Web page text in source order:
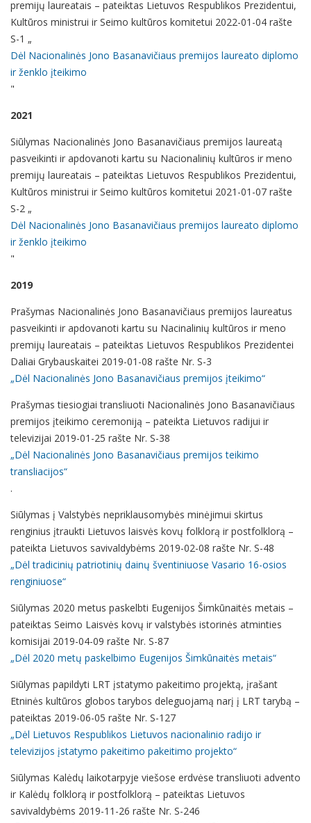
premijų laureatais – pateiktas Lietuvos Respublikos Prezidentui,
Kultūros ministrui ir Seimo kultūros komitetui 2022-01-04 rašte
S-1 „
Dėl Nacionalinės Jono Basanavičiaus premijos laureato diplomo
ir ženklo įteikimo
"
2021
Siūlymas Nacionalinės Jono Basanavičiaus premijos laureatą
pasveikinti ir apdovanoti kartu su Nacionalinių kultūros ir meno
premijų laureatais – pateiktas Lietuvos Respublikos Prezidentui,
Kultūros ministrui ir Seimo kultūros komitetui 2021-01-07 rašte
S-2 „
Dėl Nacionalinės Jono Basanavičiaus premijos laureato diplomo
ir ženklo įteikimo
"
2019
Prašymas Nacionalinės Jono Basanavičiaus premijos laureatus
pasveikinti ir apdovanoti kartu su Nacinalinių kultūros ir meno
premijų laureatais – pateiktas Lietuvos Respublikos Prezidentei
Daliai Grybauskaitei 2019-01-08 rašte Nr. S-3
„Dėl Nacionalinės Jono Basanavičiaus premijos įteikimo“
Prašymas tiesiogiai transliuoti Nacionalinės Jono Basanavičiaus
premijos įteikimo ceremoniją – pateikta Lietuvos radijui ir
televizijai 2019-01-25 rašte Nr. S-38
„Dėl Nacionalinės Jono Basanavičiaus premijos teikimo
transliacijos“
.
Siūlymas į Valstybės nepriklausomybės minėjimui skirtus
renginius įtraukti Lietuvos laisvės kovų folklorą ir postfolklorą –
pateikta Lietuvos savivaldybėms 2019-02-08 rašte Nr. S-48
„Dėl tradicinių patriotinių dainų šventiniuose Vasario 16-osios
renginiuose“
Siūlymas 2020 metus paskelbti Eugenijos Šimkūnaitės metais –
pateiktas Seimo Laisvės kovų ir valstybės istorinės atminties
komisijai 2019-04-09 rašte Nr. S-87
„Dėl 2020 metų paskelbimo Eugenijos Šimkūnaitės metais“
Siūlymas papildyti LRT įstatymo pakeitimo projektą, įrašant
Etninės kultūros globos tarybos deleguojamą narį į LRT tarybą –
pateiktas 2019-06-05 rašte Nr. S-127
„Dėl Lietuvos Respublikos Lietuvos nacionalinio radijo ir
televizijos įstatymo pakeitimo pakeitimo projekto“
Siūlymas Kalėdų laikotarpyje viešose erdvėse transliuoti advento
ir Kalėdų folklorą ir postfolklorą – pateiktas Lietuvos
savivaldybėms 2019-11-26 rašte Nr. S-246